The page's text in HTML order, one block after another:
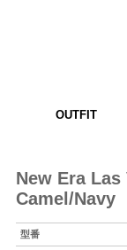
OUTFIT
New Era
Camel/Navy
型番